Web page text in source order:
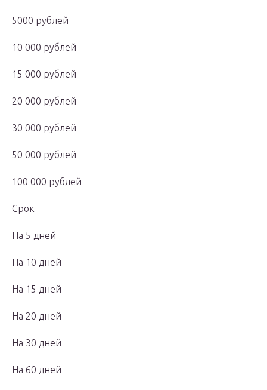
5000 рублей
10 000 рублей
15 000 рублей
20 000 рублей
30 000 рублей
50 000 рублей
100 000 рублей
Срок
На 5 дней
На 10 дней
На 15 дней
На 20 дней
На 30 дней
На 60 дней